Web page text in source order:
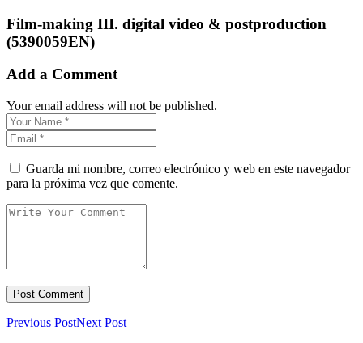
Film-making III. digital video & postproduction
(5390059EN)
Add a Comment
Your email address will not be published.
Guarda mi nombre, correo electrónico y web en este navegador
para la próxima vez que comente.
Previous PostNext Post